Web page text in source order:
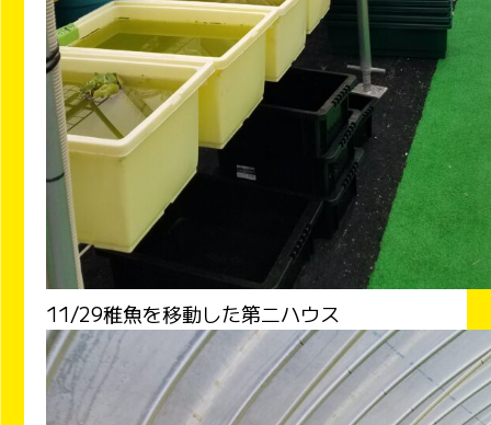
11/29稚魚を移動した第二ハウス